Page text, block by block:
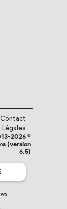
Contact
Légales
2026 ©
(version
6.5)